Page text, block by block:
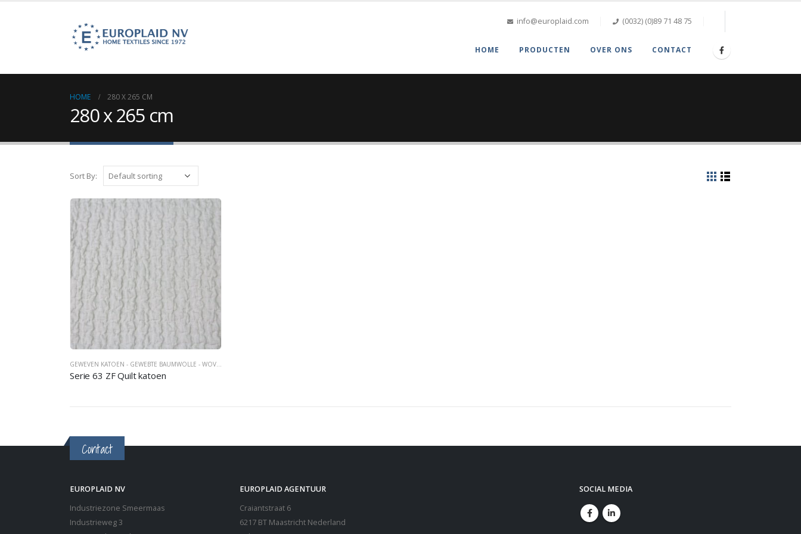
info@europlaid.com (0032) (0)89 71 48 75
HOME PRODUCTEN OVER ONS CONTACT
HOME 280 X 265 CM
280 x 265 cm
Sort By:
GEWEVEN KATOEN - GEWEBTE BAUMWOLLE - WOVEN COTTON
Serie 63 ZF Quilt katoen
Contact
EUROPLAID NV
Industriezone Smeermaas
Industrieweg 3
EUROPLAID AGENTUUR
Craiantstraat 6
6217 BT Maastricht Nederland
SOCIAL MEDIA